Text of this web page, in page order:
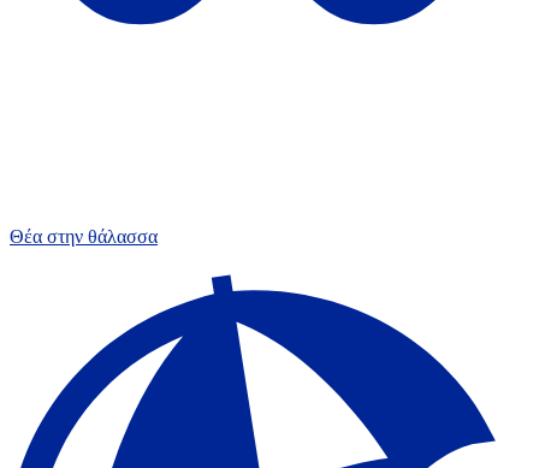
Θέα στην θάλασσα